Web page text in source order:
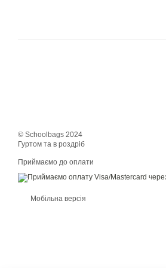
© Schoolbags 2024
Гуртом та в роздріб
Приймаємо до оплати
Мобільна версія